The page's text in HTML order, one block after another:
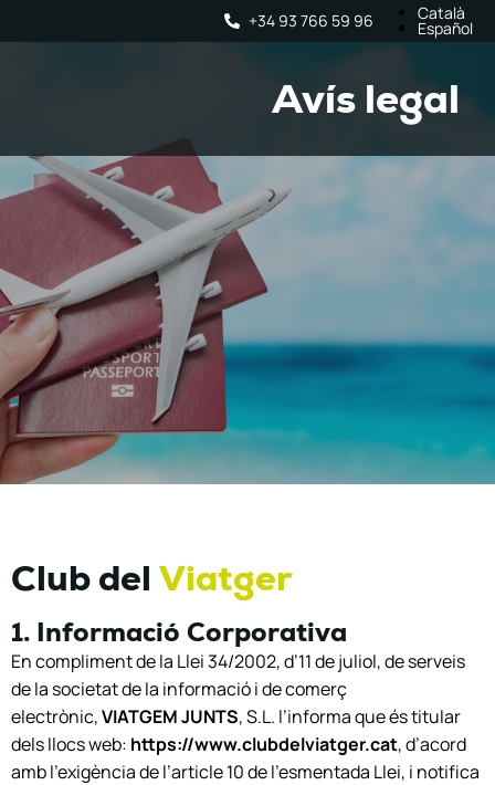
+34 93 766 59 96 Català
Español
Avís legal
Club del Viatger
1. Informació Corporativa
En compliment de la Llei 34/2002, d’11 de juliol, de serveis
de la societat de la informació i de comerç
electrònic,VIATGEM JUNTS, S.L. l’informa que és titular
dels llocs web: https://www.clubdelviatger.cat, d’acord
amb l’exigència de l’article 10 de l’esmentada Llei, i notifica